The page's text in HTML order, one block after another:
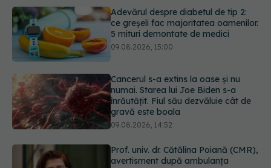
Cancerul s-a extins la oase și nu
numai. Starea lui Joe Biden s-a
09.08.2026, 14:52
Prof. univ. dr. Cătălina Poiană (CMR),
avertisment după ambulanța
atacată în Cluj: Fake news-ul nu
09.08.2026, 14:05